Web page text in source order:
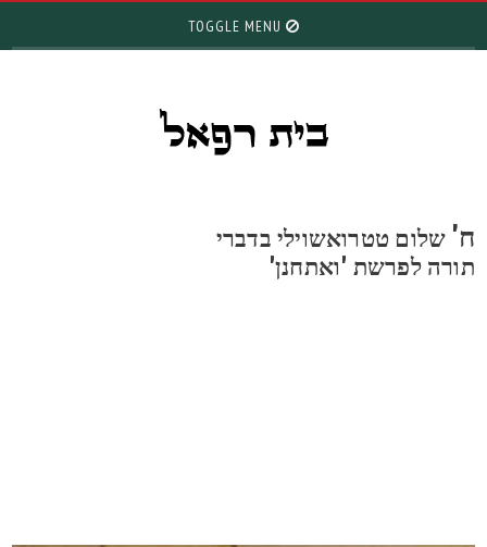
TOGGLE MENU
שלום טטרואשוילי בדברי
לפרשת 'ואתחנן'